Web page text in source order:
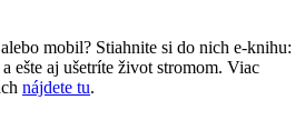
mobil? Stiahnite si do nich e-knihu:
ešte aj ušetríte život stromom. Viac
nájdete tu.